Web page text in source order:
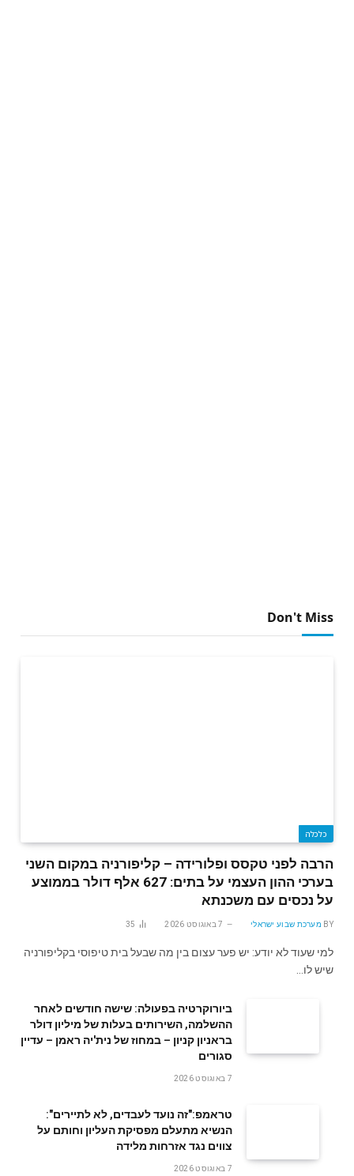
Don't Miss
כלכלה
הרבה לפני טקסס ופלורידה – קליפורניה במקום השני
בערכי ההון העצמי על בתים: 627 אלף דולר בממוצע
על נכסים עם משכנתא
BY מערכת שבוע ישראלי 7 באוגוסט 2026 35
למי שעוד לא יודע: יש פער עצום בין מה שבעל בית טיפוסי בקליפורניה
שיש לו…
ביורוקרטיה בפעולה: שישה חודשים לאחר
ההשלמה, השירותים בעלות של מיליון דולר
בראניון קניון – במחוז של נית'יה ראמן – עדיין
סגורים
7 באוגוסט 2026
טראמפ:"זה נועד לעבדים, לא לתיירים":
הנשיא מתעלם מפסיקת העליון וחותם על
צווים נגד אזרחות מלידה
7 באוגוסט 2026